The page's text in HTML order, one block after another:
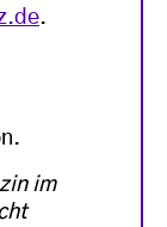
.
im